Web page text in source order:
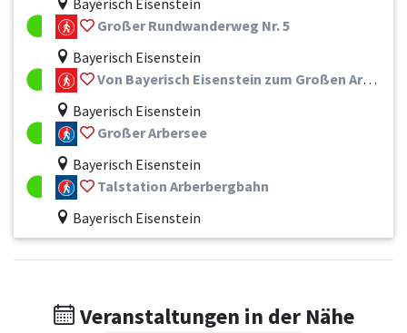
Großer Rundwanderweg Nr. 5
Bayerisch Eisenstein
Von Bayerisch Eisenstein zum Großen Arber - Nr. 9 und Nr. 4a/ 4
Bayerisch Eisenstein
Großer Arbersee
Bayerisch Eisenstein
Talstation Arberbergbahn
Bayerisch Eisenstein
Veranstaltungen in der Nähe